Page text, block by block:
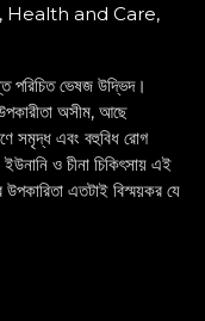
, Health and Care,
ভেষজ উদ্ভিদ।
উপকারীতা অসীম, আছে
সমৃদ্ধ এবং বহুবিধ রোগ
ও চীনা চিকিৎসায় এই
এতটাই বিস্ময়কর যে